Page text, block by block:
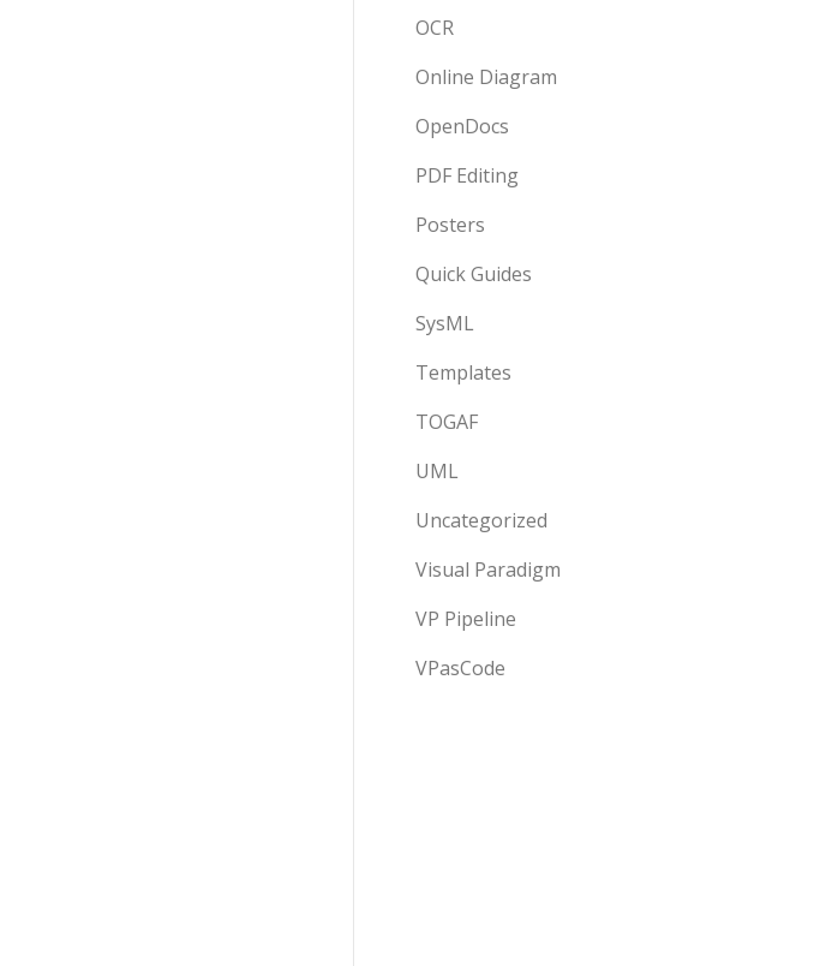
OCR
Online Diagram
OpenDocs
PDF Editing
Posters
Quick Guides
SysML
Templates
TOGAF
UML
Uncategorized
Visual Paradigm
VP Pipeline
VPasCode